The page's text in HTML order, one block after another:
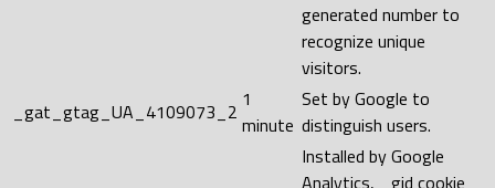
generated number to
recognize unique
visitors.
_gat_gtag_UA_4109073_2 1
minute
Set by Google to
distinguish users.
Installed by Google
Analytics, _gid cookie